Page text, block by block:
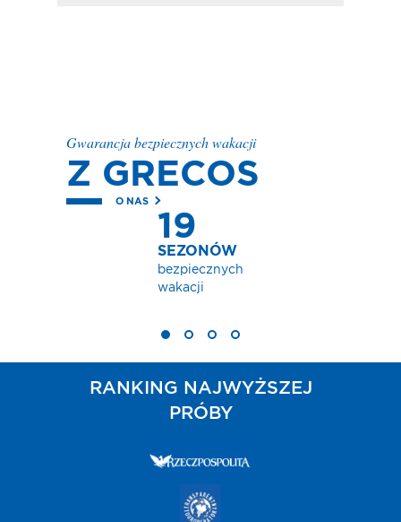
Gwarancja bezpiecznych wakacji
Z GRECOS
O NAS
SEZONÓW
bezpiecznych
RANKING NAJWYŻSZEJ
PRÓBY